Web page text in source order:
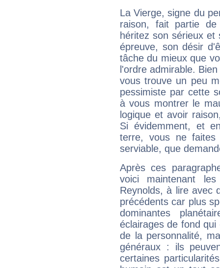
La Vierge, signe du
raison, fait partie
héritez son sérieux
épreuve, son désir
tâche du mieux que
l'ordre admirable.
vous trouve un peu
pessimiste par cette
à vous montrer le
logique et avoir
Si évidemment, et
terre, vous ne
serviable, que
Après ces
voici maintenant
Reynolds, à lire avec
précédents car plus
dominantes
éclairages de fond
de la personnalité,
généraux : ils
certaines